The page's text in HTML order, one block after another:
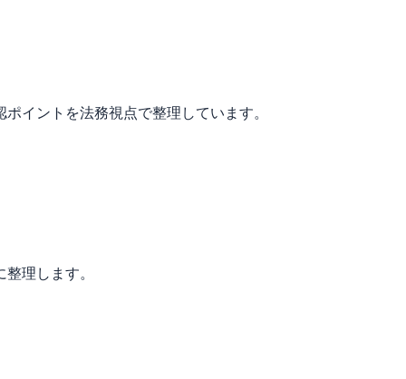
イントを法務視点で整理しています。
理します。